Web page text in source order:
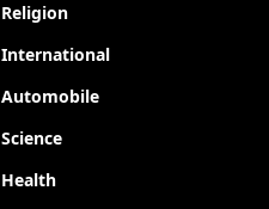
Religion
International
Automobile
Science
Health